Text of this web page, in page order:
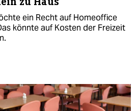
ein Recht auf Homeoffice
könnte auf Kosten der Freizeit